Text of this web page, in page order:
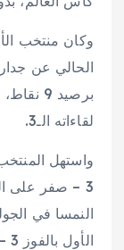
وكان منتخب
الحالي عن
برصيد
لقاءاته الـ3.
واستهل
النمسا في
الأول بالفوز 3 – 1 على الأردن.